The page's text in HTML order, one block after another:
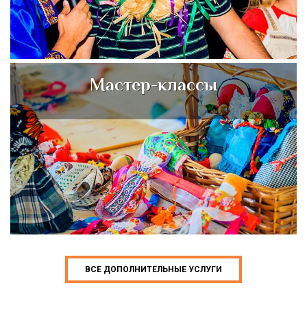
Мастер-классы
ВСЕ ДОПОЛНИТЕЛЬНЫЕ УСЛУГИ